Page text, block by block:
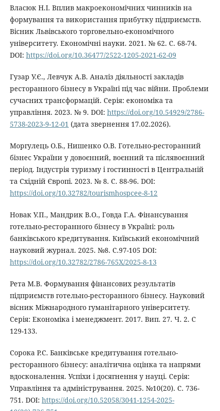
Власюк Н.І. Вплив макроекономічних чинників на
формування та використання прибутку підприємств.
Вісник Львівського торговельно-економічного
університету. Економічні науки. 2021. № 62. С. 68-74.
DOI: https://doi.org/10.36477/2522-1205-2021-62-09
Гузар У.Є., Левчук А.В. Аналіз діяльності закладів
ресторанного бізнесу в Україні під час війни. Проблеми
сучасних трансформацій. Серія: економіка та
управління. 2023. № 9. DOI: https://doi.org/10.54929/2786-
5738-2023-9-12-01 (дата звернення 17.02.2026).
Моргулець О.Б., Нишенко О.В. Готельно-ресторанний
бізнес України у довоєнний, воєнний та післявоєнний
період. Індустрія туризму і гостинності в Центральній
та Східній Європі. 2023. № 8. С. 88-96. DOI:
https://doi.org/10.32782/tourismhospcee-8-12
Новак У.П., Мандрик В.О., Говда Г.А. Фінансування
готельно-ресторанного бізнесу в Україні: роль
банківського кредитування. Київський економічний
науковий журнал. 2025. №8. С.97-105 DOI:
https://doi.org/10.32782/2786-765X/2025-8-13
Рета М.В. Формування фінансових результатів
підприємств готельно-ресторанного бізнесу. Науковий
вісник Міжнародного гуманітарного університету.
Серія: Економіка і менеджмент. 2017. Вип. 27. Ч. 2. С
129-133.
Сорока Р.С. Банківське кредитування готельно-
ресторанного бізнесу: аналітична оцінка та напрями
вдосконалення. Успіхи і досягнення у науці. Серія:
Управління та адміністрування. 2025. №10(20). С. 736-
751. DOI: https://doi.org/10.52058/3041-1254-2025-